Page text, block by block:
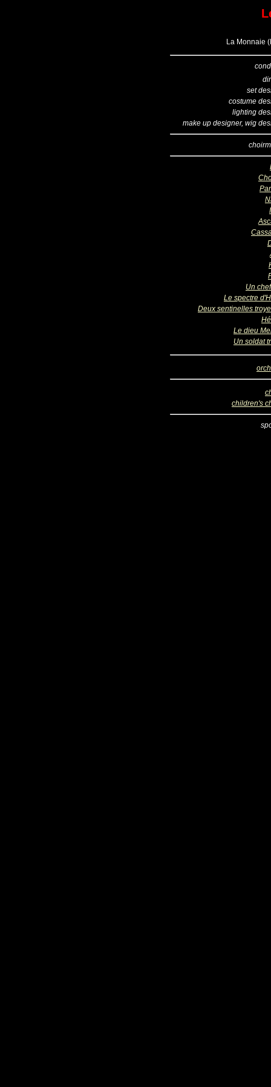
La Monnaie
set
costume
lighting
make up designer, wig
Un
Le spectre
Deux sentinelles
Le dieu
Un soldat
children's